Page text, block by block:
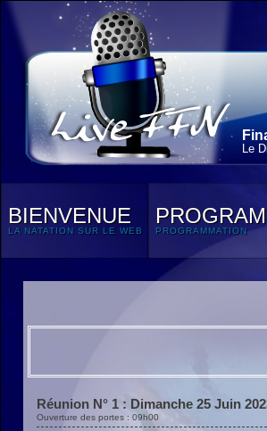
Le
BIENVENUE
LA NATATION SUR LE WEB PROGRAMMATION
Réunion N° 1 : Dimanche 25 Juin
Ouverture des portes : 09h00